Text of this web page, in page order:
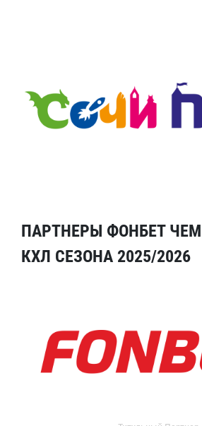
ПАРТНЕРЫ ФОНБЕТ
КХЛ СЕЗОНА 2025/2026